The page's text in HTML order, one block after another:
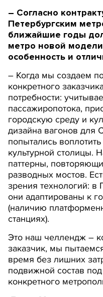
– Согласно
Петербургским
ближайшие годы
метро новой
особенность и
– Когда мы создаем
конкретного
потребности:
пассажиропотока,
городскую среду и
дизайна вагонов для
попытались
культурной столицы.
паттерны,
разводных мостов.
зрения технологий: в
они адаптированы к
(наличию
станциях).
Это наш челлендж –
заказчик, мы
время без лишних
подвижной состав
конкретного